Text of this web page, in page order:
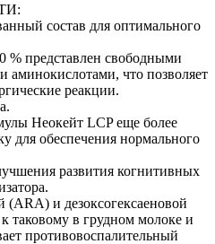
состав для оптимального
% представлен свободными
что позволяет
реакции.
Неокейт LCP еще более
для обеспечения нормального
развития когнитивных
и дезоксогексаеновой
в грудном молоке и
противовоспалительный